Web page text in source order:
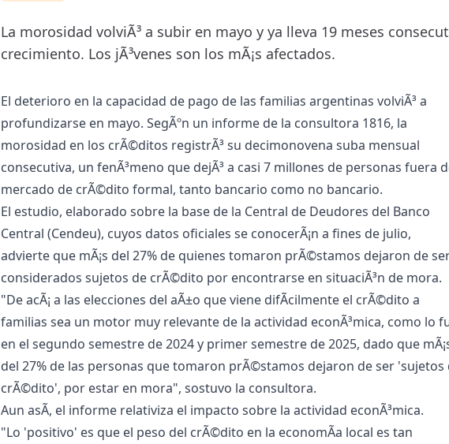
La morosidad volviÃ³ a subir en mayo y ya lleva 19 meses
crecimiento. Los jÃ³venes son los mÃ¡s afectados.
El deterioro en la capacidad de pago de las familias argentinas volviÃ³ a
profundizarse en mayo. SegÃºn un informe de la consultora 1816, la
morosidad en los crÃ©ditos registrÃ³ su decimonovena suba mensual
consecutiva, un fenÃ³meno que dejÃ³ a casi 7 millones de personas fuera
mercado de crÃ©dito formal, tanto bancario como no bancario.
El estudio, elaborado sobre la base de la Central de Deudores del Banco
Central (Cendeu), cuyos datos oficiales se conocerÃ¡n a fines de julio,
advierte que mÃ¡s del 27% de quienes tomaron prÃ©stamos dejaron de
considerados sujetos de crÃ©dito por encontrarse en situaciÃ³n de mora.
"De acÃ¡ a las elecciones del aÃ±o que viene difÃ­cilmente el crÃ©dito a
familias sea un motor muy relevante de la actividad econÃ³mica, como lo
en el segundo semestre de 2024 y primer semestre de 2025, dado que
del 27% de las personas que tomaron prÃ©stamos dejaron de ser 'sujetos
crÃ©dito', por estar en mora", sostuvo la consultora.
Aun asÃ­, el informe relativiza el impacto sobre la actividad econÃ³mica.
"Lo 'positivo' es que el peso del crÃ©dito en la economÃ­a local es tan